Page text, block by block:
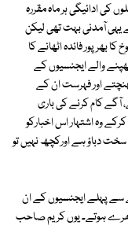
کی ادائیگی ہر ماہ مقررہ
یہی آمدنی بہت تھی لیکن
بھرپور فائدہ اٹھانے کا
والے ایجنسیوں کے
اور فہرست ان کے
آگے کام کرنے کی باری
وہ اشتہار اس اخبارکو
دباؤ ہے اورکچھ نہیں تو
سے پہلے ایجنسیوں کے ان
دھرے ہوتے۔ یوں کریم صاحب